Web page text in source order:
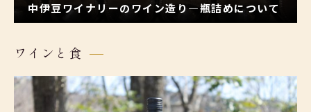
中伊豆ワイナリーのワイン造り―瓶詰めについて
ワインと食